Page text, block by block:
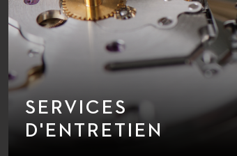
SERVICES
D'ENTRETIEN